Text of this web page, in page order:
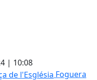
| 10:08
l'Església
Foguera